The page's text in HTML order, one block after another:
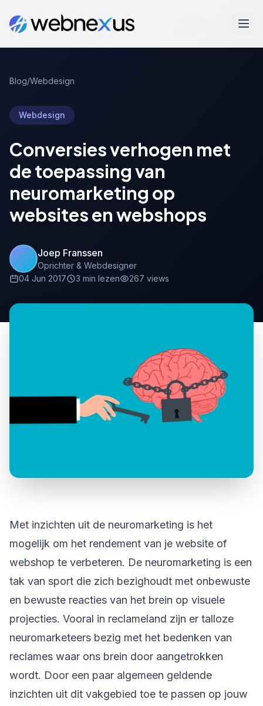
Blog/Webdesign
Webdesign
Conversies verhogen met
de toepassing van
neuromarketing op
websites en webshops
Joep Franssen
Oprichter & Webdesigner
04 Jun 2017
3 min lezen 267 views
Met inzichten uit de neuromarketing is het
mogelijk om het rendement van je website of
webshop te verbeteren. De neuromarketing is een
tak van sport die zich bezighoudt met onbewuste
en bewuste reacties van het brein op visuele
projecties. Vooral in reclameland zijn er talloze
neuromarketeers bezig met het bedenken van
reclames waar ons brein door aangetrokken
wordt. Door een paar algemeen geldende
inzichten uit dit vakgebied toe te passen op jouw